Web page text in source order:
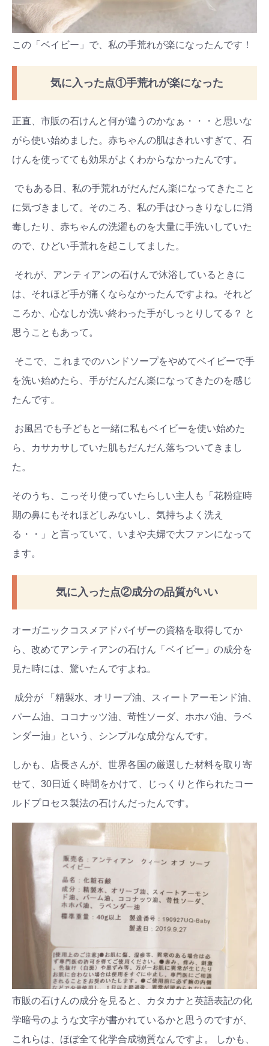
この「ベイビー」で、私の手荒れが楽になったんです！
気に入った点①手荒れが楽になった
正直、市販の石けんと何が違うのかなぁ・・・と思いな
がら使い始めました。赤ちゃんの肌はきれいすぎて、石
けんを使ってても効果がよくわからなかったんです。
でもある日、私の手荒れがだんだん楽になってきたこと
に気づきまして。そのころ、私の手はひっきりなしに消
毒したり、赤ちゃんの洗濯ものを大量に手洗いしていた
ので、ひどい手荒れを起こしてました。
それが、アンティアンの石けんで沐浴しているときに
は、それほど手が痛くならなかったんですよね。それど
ころか、心なしか洗い終わった手がしっとりしてる？ と
思うこともあって。
そこで、これまでのハンドソープをやめてベイビーで手
を洗い始めたら、手がだんだん楽になってきたのを感じ
たんです。
お風呂でも子どもと一緒に私もベイビーを使い始めた
ら、カサカサしていた肌もだんだん落ちついてきまし
た。
そのうち、こっそり使っていたらしい主人も「花粉症時
期の鼻にもそれほどしみないし、気持ちよく洗え
る・・」と言っていて、いまや夫婦で大ファンになって
ます。
気に入った点②成分の品質がいい
オーガニックコスメアドバイザーの資格を取得してか
ら、改めてアンティアンの石けん「ベイビー」の成分を
見た時には、驚いたんですよね。
成分が 「精製水、オリーブ油、スィートアーモンド油、
パーム油、ココナッツ油、苛性ソーダ、ホホバ油、ラベ
ンダー油」という、シンプルな成分なんです。
しかも、店長さんが、世界各国の厳選した材料を取り寄
せて、30日近く時間をかけて、じっくりと作られたコー
ルドプロセス製法の石けんだったんです。
市販の石けんの成分を見ると、カタカナと英語表記の化
学暗号のような文字が書かれているかと思うのですが、
これらは、ほぼ全て化学合成物質なんですよ。 しかも、